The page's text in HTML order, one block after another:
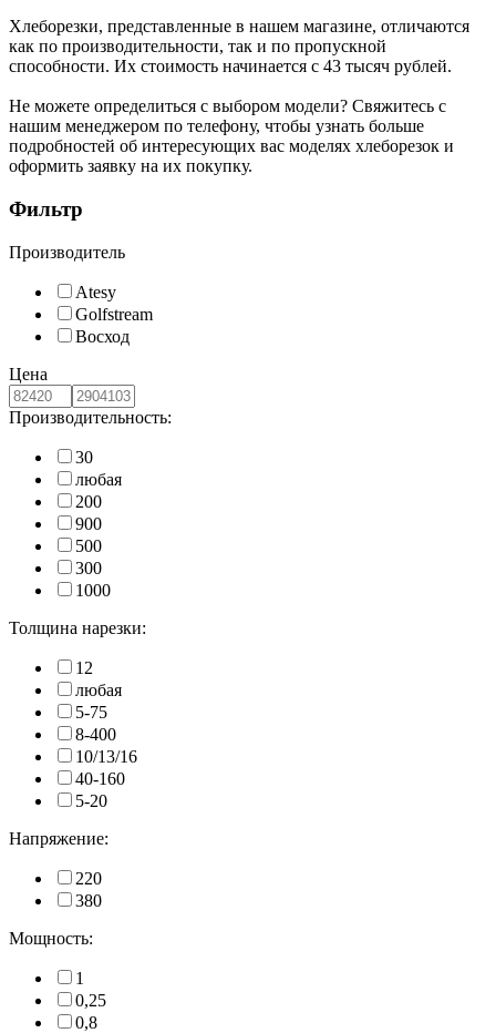
Хлеборезки, представленные в нашем магазине, отличаются
как по производительности, так и по пропускной
способности. Их стоимость начинается с 43 тысяч рублей.
Не можете определиться с выбором модели? Свяжитесь с
нашим менеджером по телефону, чтобы узнать больше
подробностей об интересующих вас моделях хлеборезок и
оформить заявку на их покупку.
Фильтр
Производитель
Atesy
Golfstream
Восход
Цена
Производительность:
30
любая
200
900
500
300
1000
Толщина нарезки:
12
любая
5-75
8-400
10/13/16
40-160
5-20
Напряжение:
220
380
Мощность:
1
0,25
0,8